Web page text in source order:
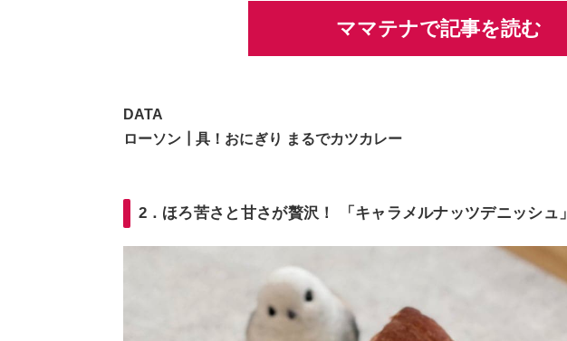
ママテナで記事を読む
DATA
ローソン┃具！おにぎり まるでカツカレー
2．ほろ苦さと甘さが贅沢！ 「キャラメルナッツデニッシュ」